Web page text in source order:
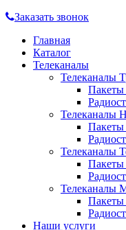
Заказать звонок
Главная
Каталог
Телеканалы
Телеканалы
Пакеты
Телеканалы
Телеканалы
Пакеты
Телеканалы
Наши услуги